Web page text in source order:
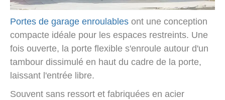
Portes de garage enroulables ont une conception
compacte idéale pour les espaces restreints. Une
fois ouverte, la porte flexible s'enroule autour d'un
tambour dissimulé en haut du cadre de la porte,
laissant l'entrée libre.
Souvent sans ressort et fabriquées en acier